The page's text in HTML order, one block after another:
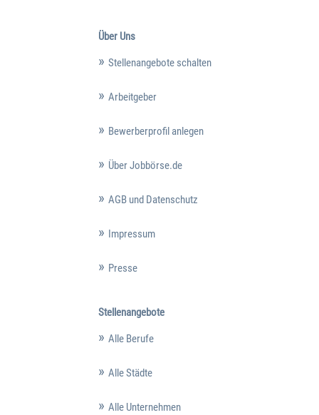
Über Uns
Stellenangebote schalten
Arbeitgeber
Bewerberprofil anlegen
Über Jobbörse.de
AGB und Datenschutz
Impressum
Presse
Stellenangebote
Alle Berufe
Alle Städte
Alle Unternehmen